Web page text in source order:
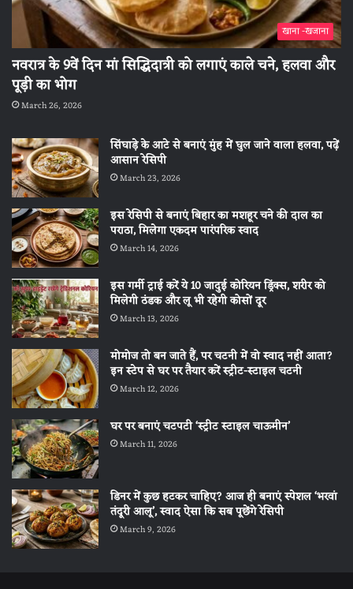
खाना -खजाना
नवरात्र के 9वें दिन मां सिद्धिदात्री को लगाएं काले चने, हलवा और
पूड़ी का भोग
March 26, 2026
सिंघाड़े के आटे से बनाएं मुंह में घुल जाने वाला हलवा, पढ़ें
आसान रेसिपी
March 23, 2026
इस रेसिपी से बनाएं बिहार का मशहूर चने की दाल का
पराठा, मिलेगा एकदम पारंपरिक स्वाद
March 14, 2026
इस गर्मी ट्राई करें ये 10 जादुई कोरियन ड्रिंक्स, शरीर को
मिलेगी ठंडक और लू भी रहेगी कोसों दूर
March 13, 2026
मोमोज तो बन जाते हैं, पर चटनी में वो स्वाद नहीं आता?
इन स्टेप से घर पर तैयार करें स्ट्रीट-स्टाइल चटनी
March 12, 2026
घर पर बनाएं चटपटी ‘स्ट्रीट स्टाइल चाऊमीन’
March 11, 2026
डिनर में कुछ हटकर चाहिए? आज ही बनाएं स्पेशल ‘भरवां
तंदूरी आलू’, स्वाद ऐसा कि सब पूछेंगे रेसिपी
March 9, 2026